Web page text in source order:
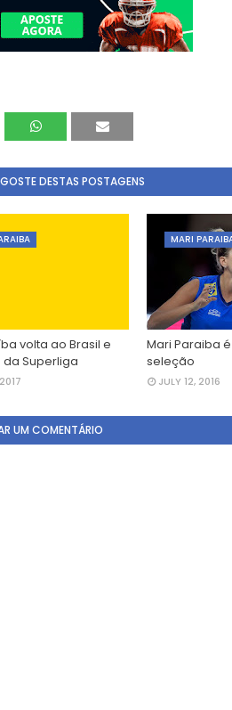
DESTAS POSTAGENS
volta ao Brasil e
Superliga
MARI
Mari Paraiba
seleção
JULY 12, 2016
UM COMENTÁRIO